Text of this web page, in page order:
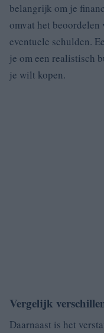
belangrijk om je
omvat het beoordelen
eventuele schulden.
je om een realistisch
je wilt kopen.
Vergelijk
Daarnaast is het